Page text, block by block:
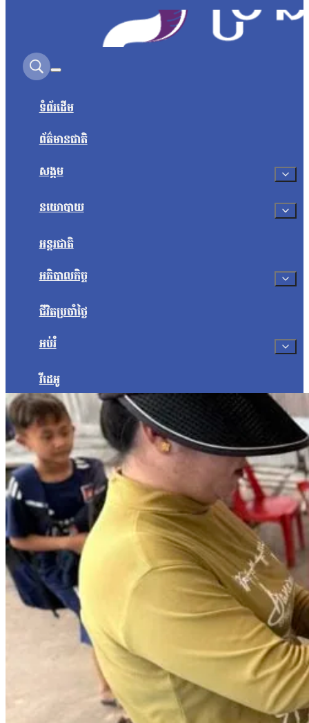
Search on this site
ទំព័រដើម
ព័ត៌មានជាតិ
សង្គម
នយោបាយ
អន្តរជាតិ
អភិបាលកិច្ច
ជីវិតប្រចាំថ្ងៃ
អប់រំ
វីដេអូ